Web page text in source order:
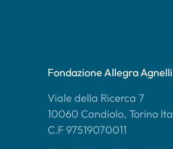
Fondazione Allegra
Viale della Ricerca 7
10060 Candiolo, Torino
C.F 97519070011